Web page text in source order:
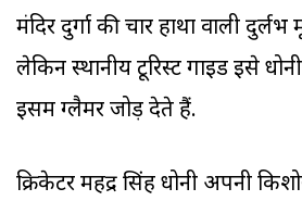
मंदिर दुर्गा की चार हाथों वाली
लेकिन स्थानीय टूरिस्ट गाइड इसे
इसमें ग्लैमर जोड़ देते हैं.
क्रिकेटर महेंद्र सिंह धोनी अपनी